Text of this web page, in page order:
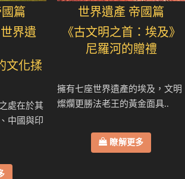
篇
界遺
文化揉
處在於其
中國與印
世界遺產 帝國篇
《古文明之首：埃及》
尼羅河的贈禮
擁有七座世界遺產的埃及，文明
燦爛更勝法老王的黃金面具..
瞭解更多